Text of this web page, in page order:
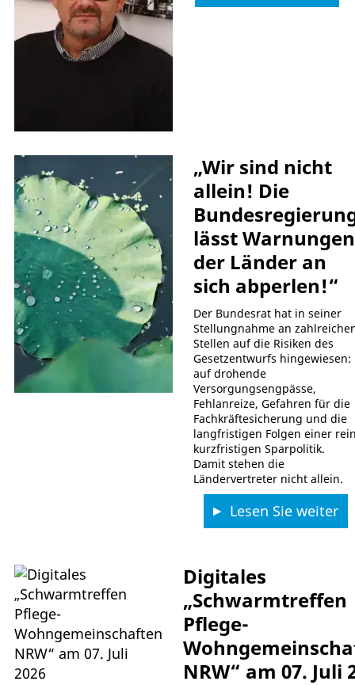
„Wir sind nicht
allein! Die
lässt Warnungen
der Länder an
sich abperlen!“
Der Bundesrat hat in seiner
Stellungnahme an
Stellen auf die Risiken des
Gesetzentwurfs hingewiesen:
auf drohende
Versorgungsengpässe,
Fehlanreize, Gefahren für die
Fachkräftesicherung und die
langfristigen Folgen einer
kurzfristigen Sparpolitik.
Damit stehen die
Ländervertreter nicht allein.
Lesen Sie weiter
Digitales
„Schwarmtreffen
Pflege-
NRW“ am 07. Juli